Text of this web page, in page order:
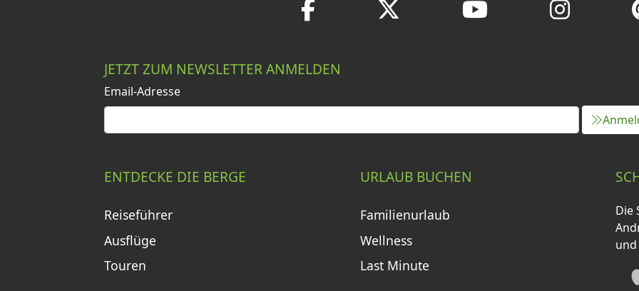
JETZT ZUM NEWSLETTER ANMELDEN
Email-Adresse
ENTDECKE DIE BERGE
Reiseführer
Ausflüge
Touren
URLAUB BUCHEN
Familienurlaub
Wellness
Last Minute
Die